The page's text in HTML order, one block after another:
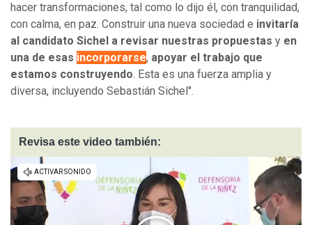
hacer transformaciones, tal como lo dijo él, con tranquilidad,
con calma, en paz. Construir una nueva sociedad e invitaría
al candidato Sichel a revisar nuestras propuestas y en
una de esas incorporarse, apoyar el trabajo que
estamos construyendo. Esta es una fuerza amplia y
diversa, incluyendo Sebastián Sichel".
Revisa este video también: